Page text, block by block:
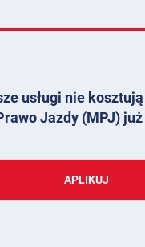
usługi nie
Jazdy (MPJ)
APLIKUJ